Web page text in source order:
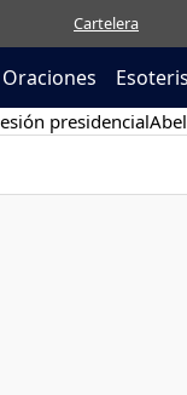
Cartelera
Oraciones
presidencial